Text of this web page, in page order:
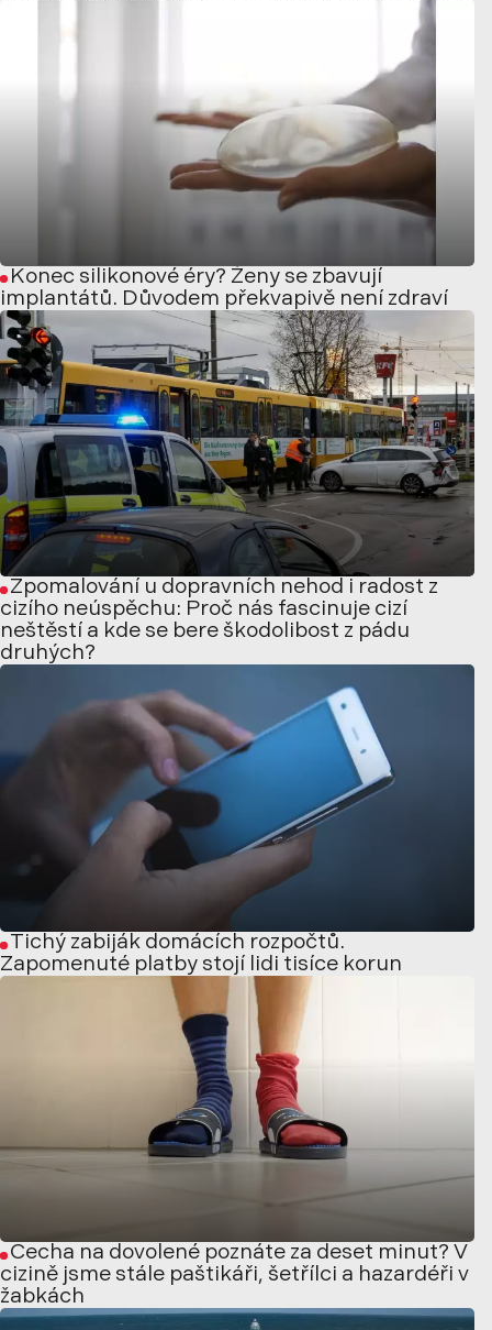
Konec silikonové éry? Ženy se zbavují
implantátů. Důvodem překvapivě není zdraví
Zpomalování u dopravních nehod i radost z
cizího neúspěchu: Proč nás fascinuje cizí
neštěstí a kde se bere škodolibost z pádu
druhých?
Tichý zabiják domácích rozpočtů.
Zapomenuté platby stojí lidi tisíce korun
Čecha na dovolené poznáte za deset minut? V
cizině jsme stále paštikáři, šetřílci a hazardéři v
žabkách